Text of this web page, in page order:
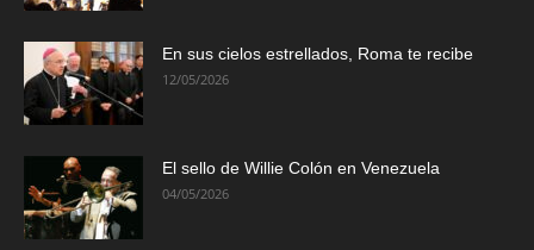
En sus cielos estrellados, Roma te recibe
12/05/2026
El sello de Willie Colón en Venezuela
04/05/2026